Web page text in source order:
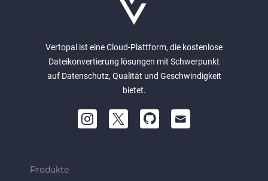
Vertopal ist eine Cloud-Plattform, die kostenlose
Dateikonvertierung lösungen mit Schwerpunkt
auf Datenschutz, Qualität und Geschwindigkeit
bietet.
Produkte